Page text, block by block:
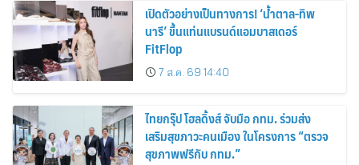
เปิดตัวอย่างเป็นทางการ! ‘น้ำตาล-ทิพ
นารี’ ขึ้นแท่นแบรนด์แอมบาสเดอร์
FitFlop
7 ส.ค. 69 14:40
ไทยกรุ๊ป โฮลดิ้งส์ จับมือ กทม. ร่วมส่ง
เสริมสุขภาวะคนเมือง ในโครงการ “ตรวจ
สุขภาพฟรีกับ กทม.”